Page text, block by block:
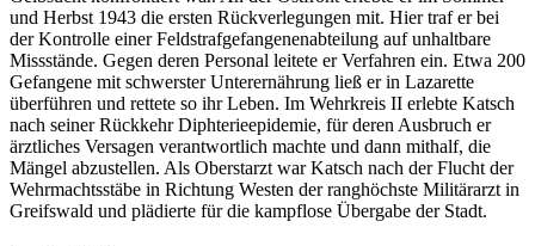
und Herbst 1943 die ersten Rückverlegungen mit. Hier traf er bei
der Kontrolle einer Feldstrafgefangenenabteilung auf unhaltbare
Missstände. Gegen deren Personal leitete er Verfahren ein. Etwa 200
Gefangene mit schwerster Unterernährung ließ er in Lazarette
überführen und rettete so ihr Leben. Im Wehrkreis II erlebte Katsch
nach seiner Rückkehr Diphterieepidemie, für deren Ausbruch er
ärztliches Versagen verantwortlich machte und dann mithalf, die
Mängel abzustellen. Als Oberstarzt war Katsch nach der Flucht der
Wehrmachtsstäbe in Richtung Westen der ranghöchste Militärarzt in
Greifswald und plädierte für die kampflose Übergabe der Stadt.